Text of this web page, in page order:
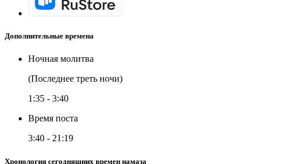
Дополнительные времена
Ночная молитва
(Последнее треть ночи)
1:35 - 3:40
Время поста
3:40 - 21:19
Хронология сегодняшних времен намаза